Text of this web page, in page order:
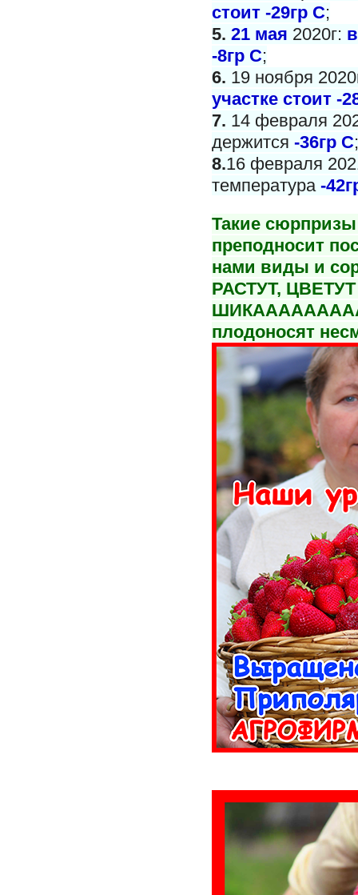
стоит -29гр С;
5. 21 мая 2020г:
-8гр С;
6. 19 ноября
участке стоит -
7. 14 февраля
держится -36гр С;
8.16 февраля
температура -
Такие
преподносит
нами виды и
РАСТУТ,
плодоносят